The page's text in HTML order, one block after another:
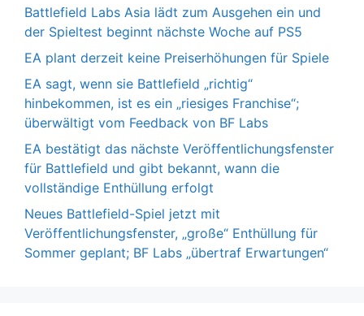
Battlefield Labs Asia lädt zum Ausgehen ein und
der Spieltest beginnt nächste Woche auf PS5
EA plant derzeit keine Preiserhöhungen für Spiele
EA sagt, wenn sie Battlefield „richtig“
hinbekommen, ist es ein „riesiges Franchise“;
überwältigt vom Feedback von BF Labs
EA bestätigt das nächste Veröffentlichungsfenster
für Battlefield und gibt bekannt, wann die
vollständige Enthüllung erfolgt
Neues Battlefield-Spiel jetzt mit
Veröffentlichungsfenster, „große“ Enthüllung für
Sommer geplant; BF Labs „übertraf Erwartungen“